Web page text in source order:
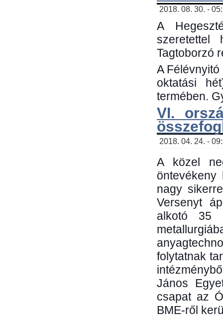
2018. 08. 30. -
A
szeretettel
Tagtoborzó
A
oktatási
termében.
VI.
2018. 04. 24. -
A közel
nagy
Versenyt
alkotó 35
folytatnak
János
csapat az
BME-ről